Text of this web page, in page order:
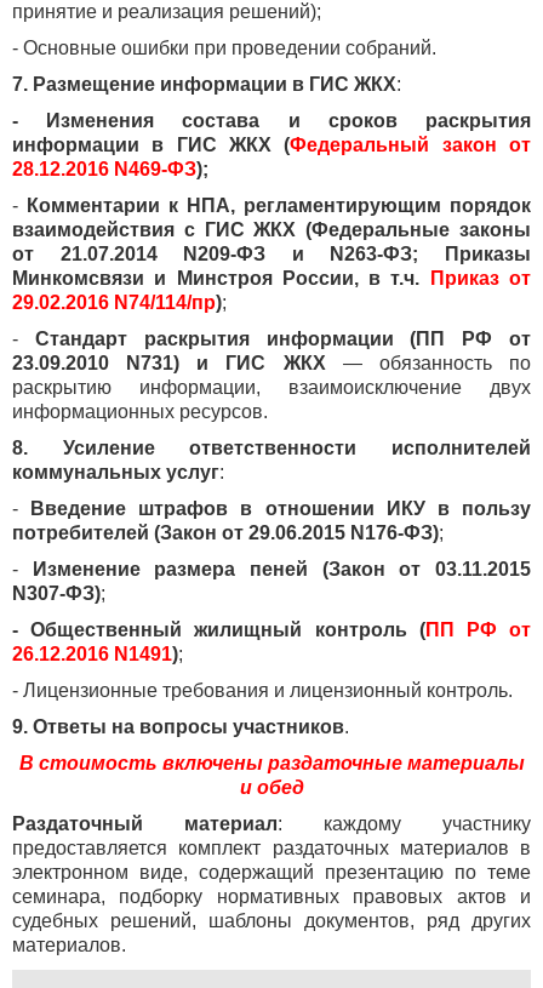
принятие и реализация решений);
- Основные ошибки при проведении собраний.
7. Размещение информации в ГИС ЖКХ:
- Изменения состава и сроков раскрытия
информации в ГИС ЖКХ (Федеральный закон от
28.12.2016 N469-ФЗ);
- Комментарии к НПА, регламентирующим порядок
взаимодействия с ГИС ЖКХ (Федеральные законы
от 21.07.2014 N209-ФЗ и N263-ФЗ; Приказы
Минкомсвязи и Минстроя России, в т.ч.
Приказ от
29.02.2016 N74/114/пр);
- Стандарт раскрытия информации (ПП РФ от
23.09.2010 N731) и ГИС ЖКХ — обязанность по
раскрытию информации, взаимоисключение двух
информационных ресурсов.
8. Усиление ответственности исполнителей
коммунальных услуг:
- Введение штрафов в отношении ИКУ в пользу
потребителей (Закон от 29.06.2015 N176-ФЗ);
- Изменение размера пеней (Закон от 03.11.2015
N307-ФЗ);
- Общественный жилищный контроль (ПП РФ от
26.12.2016 N1491);
- Лицензионные требования и лицензионный контроль.
9. Ответы на вопросы участников.
В стоимость включены раздаточные материалы
и обед
Раздаточный материал: каждому участнику
предоставляется комплект раздаточных материалов в
электронном виде, содержащий презентацию по теме
семинара, подборку нормативных правовых актов и
судебных решений, шаблоны документов, ряд других
материалов.